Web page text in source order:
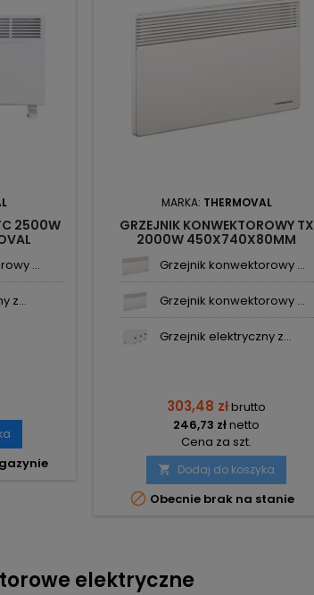
2500W
...
z...
MARKA: THERMOVAL
GRZEJNIK KONWEKTOROWY TX
2000W 450X740X80MM
Grzejnik konwektorowy ...
Grzejnik konwektorowy ...
Grzejnik elektryczny z...
303,48 złbrutto
246,73 złnetto
Cena za szt.
 Dodaj do koszyka
 Obecnie brak na stanie
elektryczne